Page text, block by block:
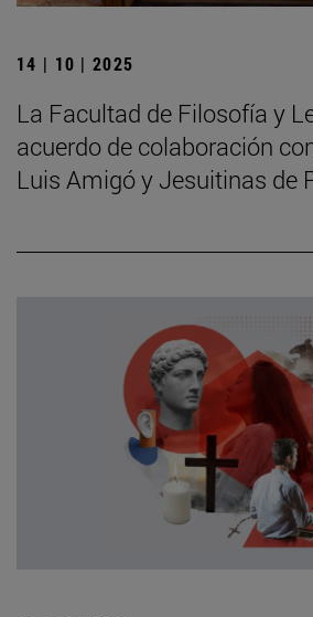
14 | 10 | 2025
La Facultad de Filosofía y
acuerdo de colaboración
Luis Amigó y Jesuitinas de